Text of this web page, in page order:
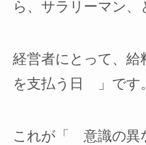
ら、サラリーマン、
経営者にとって、
を支払う日 」です。
これが「 意識の異